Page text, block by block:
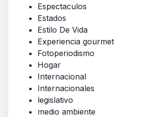
Espectaculos
Estados
Estilo De Vida
Experiencia gourmet
Fotoperiodismo
Hogar
Internacional
Internacionales
legislativo
medio ambiente